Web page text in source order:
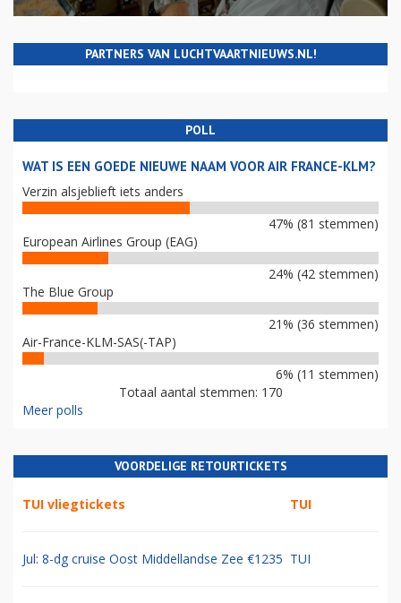
PARTNERS VAN LUCHTVAARTNIEUWS.NL!
POLL
WAT IS EEN GOEDE NIEUWE NAAM VOOR AIR FRANCE-KLM?
Verzin alsjeblieft iets anders
47% (81 stemmen)
European Airlines Group (EAG)
24% (42 stemmen)
The Blue Group
21% (36 stemmen)
Air-France-KLM-SAS(-TAP)
6% (11 stemmen)
Totaal aantal stemmen: 170
Meer polls
VOORDELIGE RETOURTICKETS
TUI vliegtickets TUI
Jul: 8-dg cruise Oost Middellandse Zee €1235 TUI